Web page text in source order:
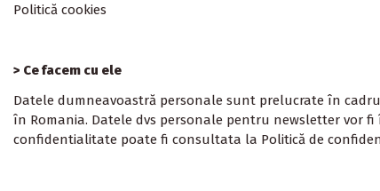
Politică cookies
> Ce facem cu ele
Datele dumneavoastră personale sunt prelucrate în
în Romania. Datele dvs personale pentru newsletter vor fi
confidentialitate poate fi consultata la Politică de